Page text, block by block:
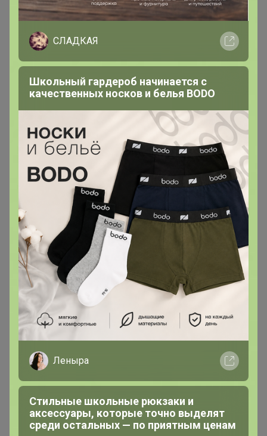
Магистр
В теме "CLEVER & ТАТ - это красиво и комфортно.
Всегда есть Новинки и Распродажа!"
3 июля, 2025 11:02
Geneva , добрый день. Хочу заказать пижаму со
штанами дочке, не могу понять по размерности.
Плавки она носит 44 и 46 из данной закупки. Какой
размер выбрать. Платье домашнее у неё 44 размера.
Помогите, пожалуйста, определиться с размером
СЛАДКАЯ
Школьный гардероб начинается с
качественных носков и белья BODO
Леныра
Стильные школьные рюкзаки и
аксессуары, которые точно выделят
среди остальных — по приятным ценам